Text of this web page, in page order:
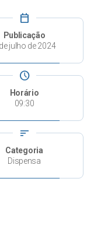
calendar_today
Publicação
julho de 2024
schedule
Horário
09:30
sort
Categoria
Dispensa